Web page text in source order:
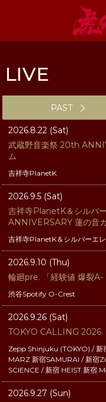
LIVE
PAST
2026.8.22 (Sat)
武蔵野音楽祭 20th
ム
吉祥寺PlanetK
2026.9.5 (Sat)
吉祥寺PlanetK＆シルバ
ANNIVERSARY 蓮の音
吉祥寺PlanetK＆シルバーエ
2026.9.10 (Thu)
輪廻pre. 「経験値 爆裂
渋谷Spotify O-Crest
2026.9.26 (Sat)
TOKYO CALLING 2026
Zepp Shinjuku (TOKYO) / 新
MARZ 新宿SAMURAI / 新宿
SCIENCE / 新宿 HEIST 新宿
2026.9.27 (Sun)